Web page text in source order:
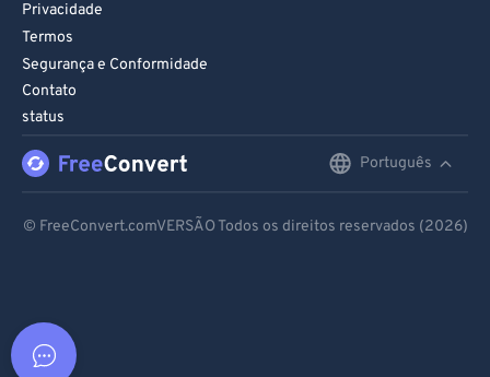
Privacidade
Termos
Segurança e Conformidade
Contato
status
Português
© FreeConvert.comVERSÃO Todos os direitos reservados (2026)